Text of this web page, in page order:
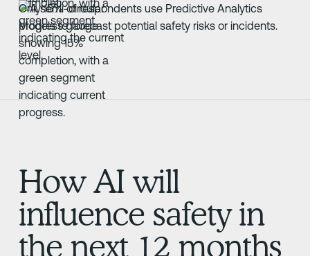
Only 15% of respondents use Predictive Analytics
Models to forecast potential safety risks or incidents.
How AI will
influence safety in
the next 12 months